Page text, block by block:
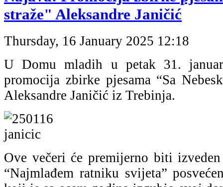
straže" Aleksandre Janičić
Thursday, 16 January 2025 12:18
U Domu mladih u petak 31.
promocija zbirke pjesama “Sa
Aleksandre Janičić iz Trebinja.
Ove večeri će premijerno biti
“Najmlađem ratniku svijeta”